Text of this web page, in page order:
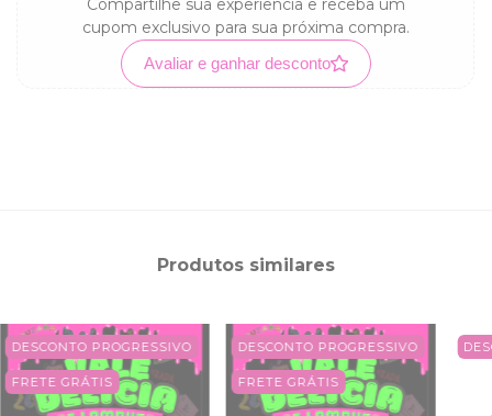
Compartilhe sua experiência e receba um
cupom exclusivo para sua próxima compra.
Avaliar e ganhar desconto
Produtos similares
DESCONTO PROGRESSIVO
FRETE GRÁTIS
DESCONTO PROGRESSIVO
FRETE GRÁTIS